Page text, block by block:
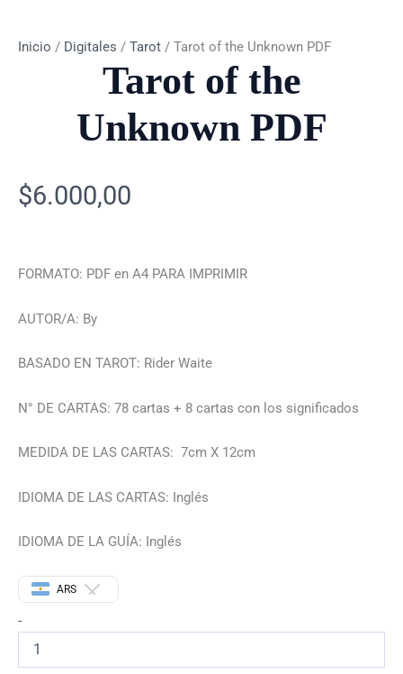
Inicio / Digitales / Tarot / Tarot of the Unknown PDF
Tarot of the
Unknown PDF
$6.000,00
FORMATO: PDF en A4 PARA IMPRIMIR
AUTOR/A: By
BASADO EN TAROT: Rider Waite
N° DE CARTAS: 78 cartas + 8 cartas con los significados
MEDIDA DE LAS CARTAS: 7cm X 12cm
IDIOMA DE LAS CARTAS: Inglés
IDIOMA DE LA GUÍA: Inglés
ARS
-